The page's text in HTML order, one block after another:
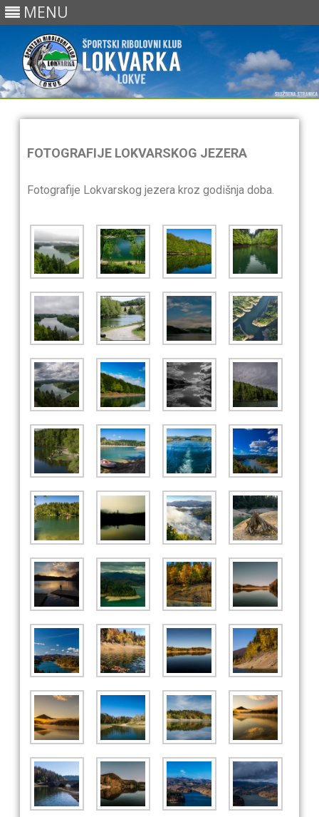
MENU
to
FOTOGRAFIJE LOKVARSKOG JEZERA
Fotografije Lokvarskog jezera kroz godišnja doba.